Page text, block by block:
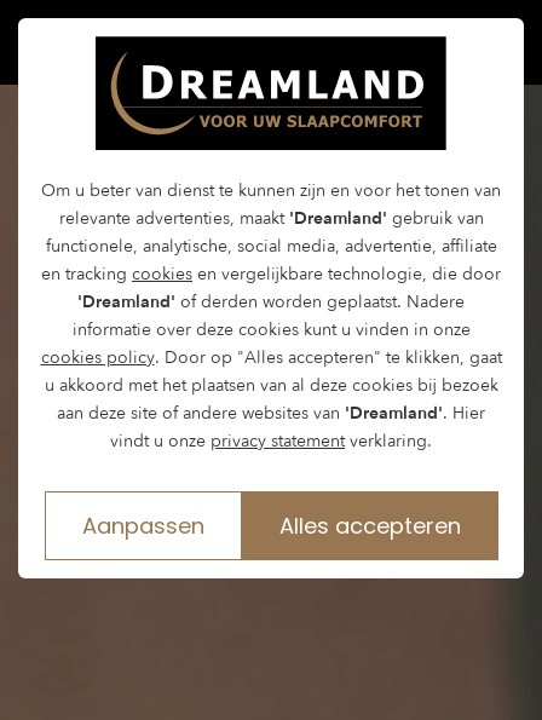
Om u beter van dienst te kunnen zijn en voor het tonen van
relevante advertenties, maakt 'Dreamland' gebruik van
functionele, analytische, social media, advertentie, affiliate
en tracking cookies en vergelijkbare technologie, die door
'Dreamland' of derden worden geplaatst. Nadere
informatie over deze cookies kunt u vinden in onze
cookies policy. Door op "Alles accepteren" te klikken, gaat
u akkoord met het plaatsen van al deze cookies bij bezoek
aan deze site of andere websites van 'Dreamland'. Hier
vindt u onze privacy statementverklaring.
Aanpassen Alles accepteren